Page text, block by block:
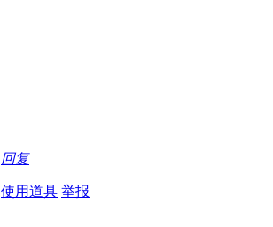
回复
使用道具 举报